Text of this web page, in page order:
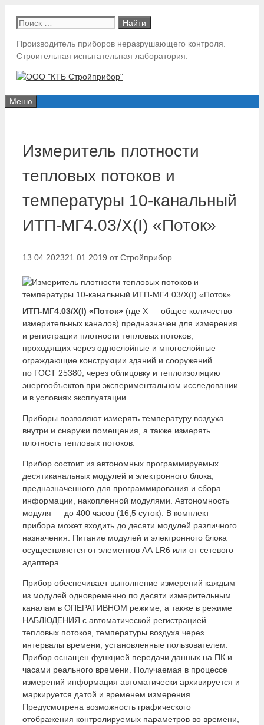
Поиск:
Производитель приборов неразрушающего контроля.
Строительная испытательная лаборатория.
Меню
Измеритель плотности
тепловых потоков и
температуры 10-канальный
ИТП-МГ4.03/Х(I) «Поток»
13.04.202321.01.2019 отСтройприбор
ИТП-МГ4.03/Х(I) «Поток» (где Х — общее количество
измерительных каналов) предназначен для измерения
и регистрации плотности тепловых потоков,
проходящих через однослойные и многослойные
ограждающие конструкции зданий и сооружений
по ГОСТ 25380, через облицовку и теплоизоляцию
энергообъектов при экспериментальном исследовании
и в условиях эксплуатации.
Приборы позволяют измерять температуру воздуха
внутри и снаружи помещения, а также измерять
плотность тепловых потоков.
Прибор состоит из автономных программируемых
десятиканальных модулей и электронного блока,
предназначенного для программирования и сбора
информации, накопленной модулями. Автономность
модуля — до 400 часов (16,5 суток). В комплект
прибора может входить до десяти модулей различного
назначения. Питание модулей и электронного блока
осуществляется от элементов АА LR6 или от сетевого
адаптера.
Прибор обеспечивает выполнение измерений каждым
из модулей одновременно по десяти измерительным
каналам в ОПЕРАТИВНОМ режиме, а также в режиме
НАБЛЮДЕНИЯ с автоматической регистрацией
тепловых потоков, температуры воздуха через
интервалы времени, установленные пользователем.
Прибор оснащен функцией передачи данных на ПК и
часами реального времени. Получаемая в процессе
измерений информация автоматически архивируется и
маркируется датой и временем измерения.
Предусмотрена возможность графического
отображения контролируемых параметров во времени,